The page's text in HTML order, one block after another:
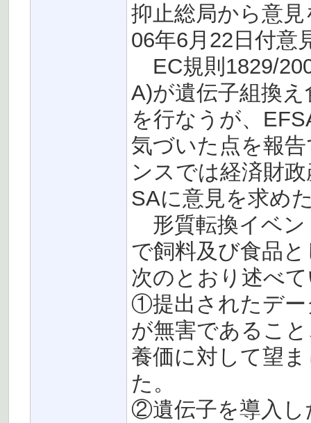
抑止総局から意
06年6月22日付意
EC規則1829/
A)が遺伝子組換
を行なうが、
気づいた点を報
ンスでは経済財
SAに意見を求め
形質転換イベン
で飼料及び食品
次のとおり述べ
①提出されたデー
が無害であるこ
養価に対して望
た。
②遺伝子を導入し